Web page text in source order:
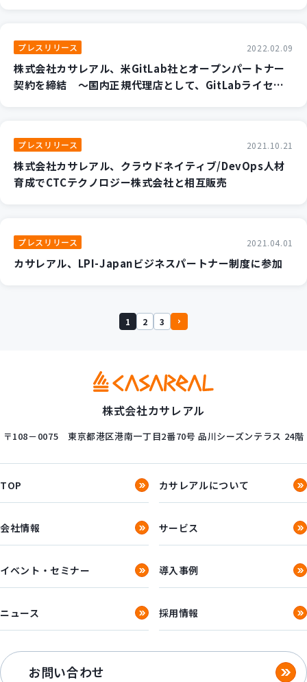
プレスリリース 2022.02.09
株式会社カサレアル、米GitLab社とオープンパートナー
契約を締結 ～国内正規代理店として、GitLabライセン
プレスリリース 2021.10.21
株式会社カサレアル、クラウドネイティブ/DevOps人材
育成でCTCテクノロジー株式会社と相互販売
プレスリリース 2021.04.01
カサレアル、LPI-Japanビジネスパートナー制度に参加
1 2 3
株式会社カサレアル
〒108－0075 東京都港区港南一丁目2番70号 品川シーズンテラス 24階
TOP カサレアルについて
会社情報 サービス
イベント・セミナー 導入事例
ニュース 採用情報
お問い合わせ